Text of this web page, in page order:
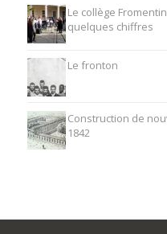
Le collège
quelques chiffres
Le fronton
Construction de
1842